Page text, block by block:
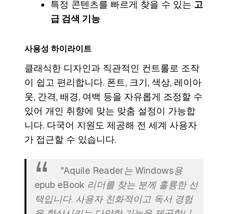
특정 콘텐츠를 빠르게 찾을 수 있는 고
급 검색 기능
사용성 하이라이트
클래식한 디자인과 직관적인 컨트롤로 조작
이 쉽고 편리합니다. 폰트, 크기, 색상, 레이아
웃, 간격, 배경, 여백 등을 자유롭게 조정할 수
있어 개인 취향에 맞는 맞춤 설정이 가능합
니다. 다국어 지원도 제공해 전 세계 사용자
가 접근할 수 있습니다.
"Aquile Reader는 Windows용
epub eBook 리더를 찾는 분께 훌륭한 선
택입니다. 사용자 친화적이고 독서 경험